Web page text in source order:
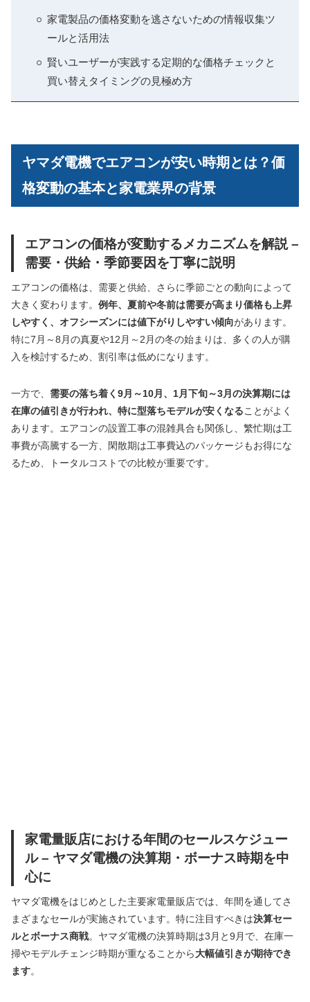
家電製品の価格変動を逃さないための情報収集ツ
ールと活用法
賢いユーザーが実践する定期的な価格チェックと
買い替えタイミングの見極め方
ヤマダ電機でエアコンが安い時期とは？価
格変動の基本と家電業界の背景
エアコンの価格が変動するメカニズムを解説 –
需要・供給・季節要因を丁寧に説明
エアコンの価格は、需要と供給、さらに季節ごとの動向によって
大きく変わります。 例年、夏前や冬前は需要が高まり価格も上昇
しやすく、オフシーズンには値下がりしやすい傾向があります。
特に7月～8月の真夏や12月～2月の冬の始まりは、多くの人が購
入を検討するため、割引率は低めになります。
一方で、 需要の落ち着く9月～10月、1月下旬～3月の決算期には
在庫の値引きが行われ、特に型落ちモデルが安くなることがよく
あります。エアコンの設置工事の混雑具合も関係し、繁忙期は工
事費が高騰する一方、閑散期は工事費込のパッケージもお得にな
るため、トータルコストでの比較が重要です。
家電量販店における年間のセールスケジュー
ル – ヤマダ電機の決算期・ボーナス時期を中
心に
ヤマダ電機をはじめとした主要家電量販店では、年間を通してさ
まざまなセールが実施されています。特に注目すべきは決算セー
ルとボーナス商戦。ヤマダ電機の決算時期は3月と9月で、在庫一
掃やモデルチェンジ時期が重なることから大幅値引きが期待でき
ます。